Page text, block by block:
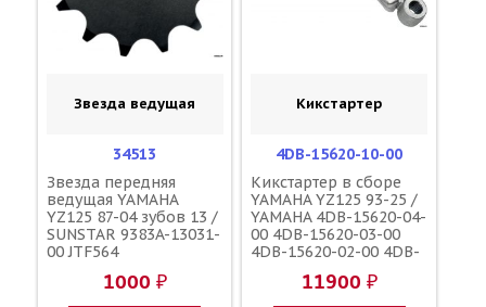
Звезда ведущая
34513
Звезда передняя
ведущая YAMAHA
YZ125 87-04 зубов 13 /
SUNSTAR 9383A-13031-
00 JTF564
1000 ₽
Кикстартер
4DB-15620-10-00
Кикстартер в сборе
YAMAHA YZ125 93-25 /
YAMAHA 4DB-15620-04-
00 4DB-15620-03-00
4DB-15620-02-00 4DB-
11900 ₽